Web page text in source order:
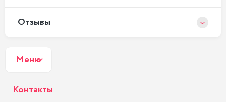
Отзывы
Меню
Контакты